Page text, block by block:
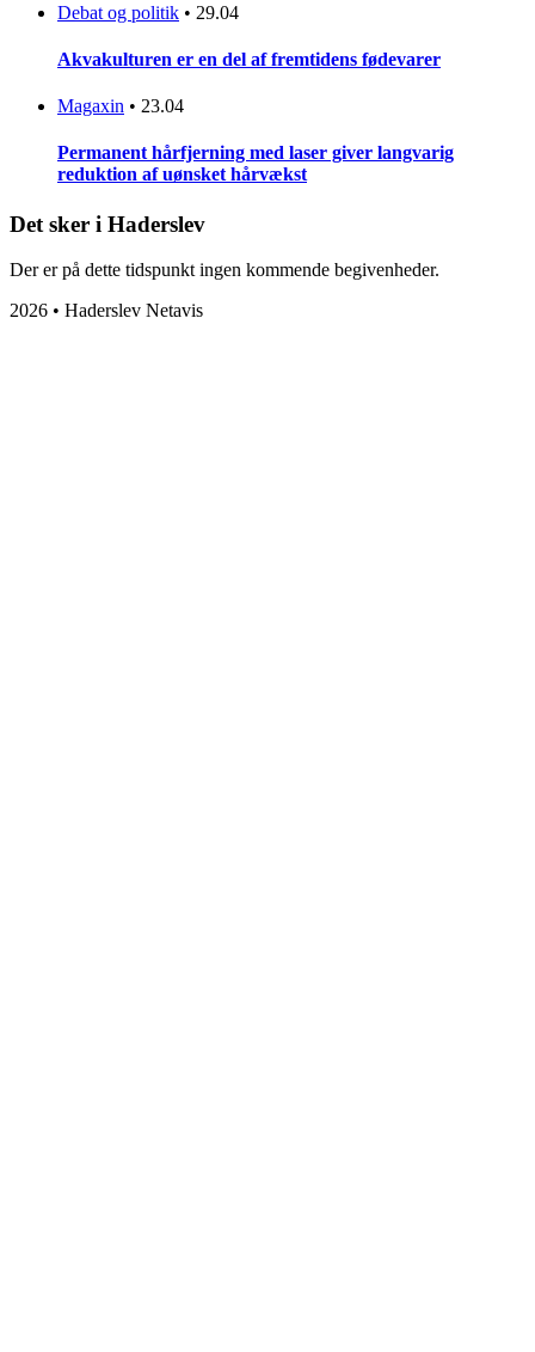
Debat og politik • 29.04
Akvakulturen er en del af fremtidens fødevarer
Magaxin • 23.04
Permanent hårfjerning med laser giver langvarig
reduktion af uønsket hårvækst
Det sker i Haderslev
Der er på dette tidspunkt ingen kommende begivenheder.
2026 • Haderslev Netavis